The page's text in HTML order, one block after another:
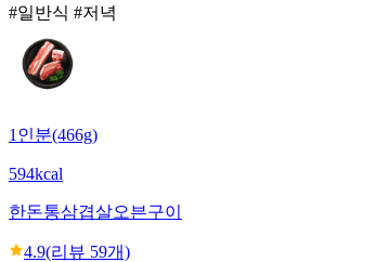
#일반식 #저녁
1인분(466g)
594kcal
한돈통삼겹살오븐구이
4.9(리뷰 59개)